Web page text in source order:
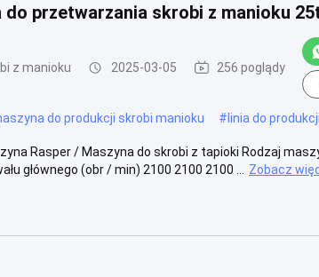
do przetwarzania skrobi z manioku
z manioku 2025-03-05 256 poglądy
do produkcji skrobi manioku #linia do
Rasper / Maszyna do skrobi z tapioki Rodzaj
głównego (obr / min) 2100 2100 2100 ...
Zobacz